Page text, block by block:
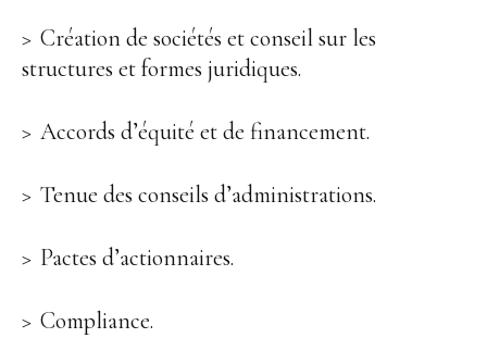
Création de sociétés et conseil sur les
structures et formes juridiques.
Accords d’équité et de financement.
Tenue des conseils d’administrations.
Pactes d’actionnaires.
Compliance.